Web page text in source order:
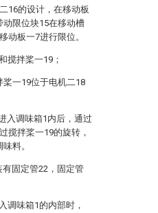
16的设计，在移动板
动限位块15在移动槽
动板一7进行限位。
搅拌桨一19；
桨一19位于电机二18
入调味箱1内后，通过
搅拌桨一19的旋转，
料。
固定管22，固定管
调味箱1的内部时，